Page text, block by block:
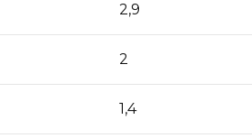
2,9
2
1,4